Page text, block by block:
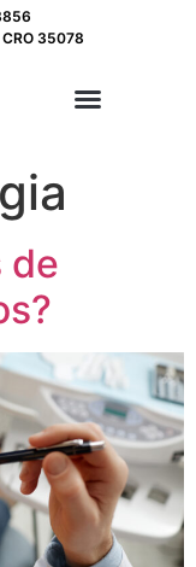
CRO 35078
de